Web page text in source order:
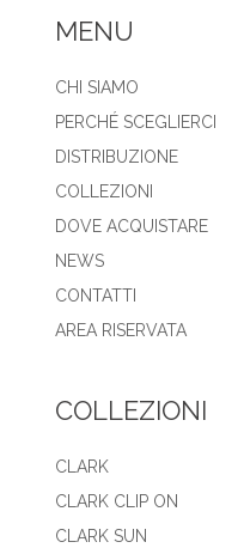
MENU
CHI SIAMO
PERCHÉ SCEGLIERCI
DISTRIBUZIONE
COLLEZIONI
DOVE ACQUISTARE
NEWS
CONTATTI
AREA RISERVATA
COLLEZIONI
CLARK
CLARK CLIP ON
CLARK SUN